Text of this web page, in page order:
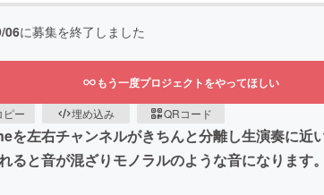
06に募集を終了しました
もう一度プロジェクトをやってほしい
ピー 埋め込み QRコード
左右チャンネルがきちんと分離し生演奏に近
と音が混ざりモノラルのような音になります